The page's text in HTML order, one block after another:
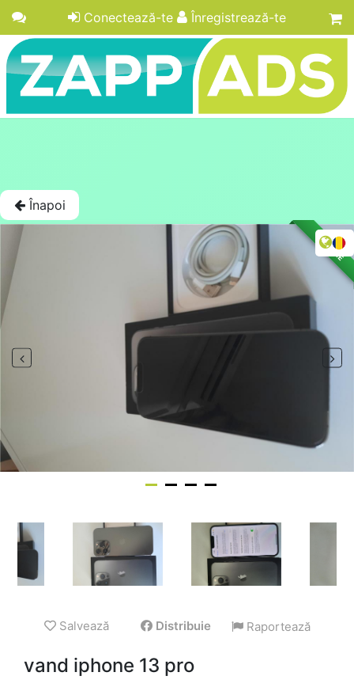
Conectează-te Înregistrează-te
Înapoi
LICITAȚIE
Salvează Distribuie Raportează
vand iphone 13 pro